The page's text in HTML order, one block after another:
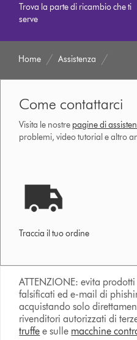
Trova la parte di ricambio che ti
serve
Home Assistenza
Come contattarci
Visita le nostre pagine di
problemi, video tutorial e altro
Traccia il tuo ordine
ATTENZIONE: evita
falsificati ed e-mail di
acquistando solo
rivenditori autorizzati di
truffe e sulle macchine